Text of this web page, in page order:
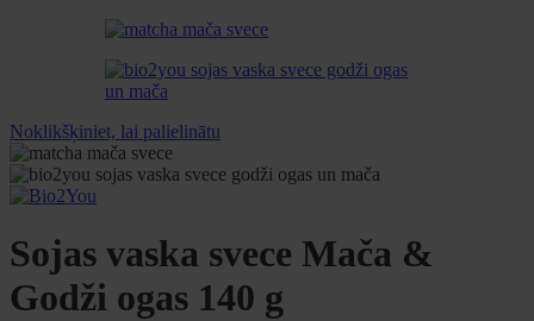
Noklikšķiniet, lai palielinātu
Sojas vaska svece Mača &
Godži ogas 140 g